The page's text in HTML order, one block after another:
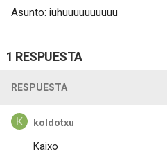
Asunto: iuhuuuuuuuuuu
1 RESPUESTA
RESPUESTA
koldotxu
Kaixo